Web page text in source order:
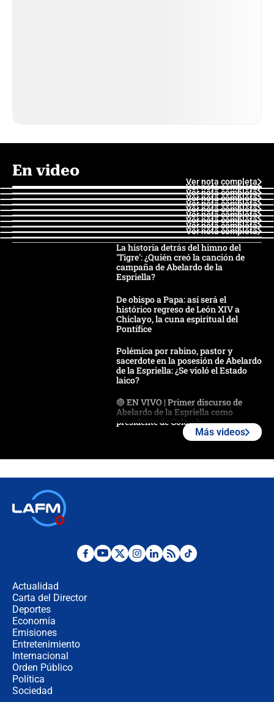
En video
Ver nota completa
Ver nota completa
Ver nota completa
Ver nota completa
Ver nota completa
Ver nota completa
Ver nota completa
Ver nota completa
Ver nota completa
Ver nota completa
La historia detrás del himno del
'Tigre': ¿Quién creó la canción de
campaña de Abelardo de la
Espriella?
De obispo a Papa: así será el
histórico regreso de León XIV a
Chiclayo, la cuna espiritual del
Pontífice
Polémica por rabino, pastor y
sacerdote en la posesión de Abelardo
de la Espriella: ¿Se violó el Estado
laico?
🔴 EN VIVO | Primer discurso de
Abelardo de la Espriella como
presidente de Colombia
Desde dermatitis hasta infecciones:
Más videos
Actualidad
Carta del Director
Deportes
Economía
Emisiones
Entretenimiento
Internacional
Orden Público
Política
Sociedad